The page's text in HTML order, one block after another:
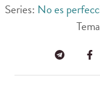
Series: No es